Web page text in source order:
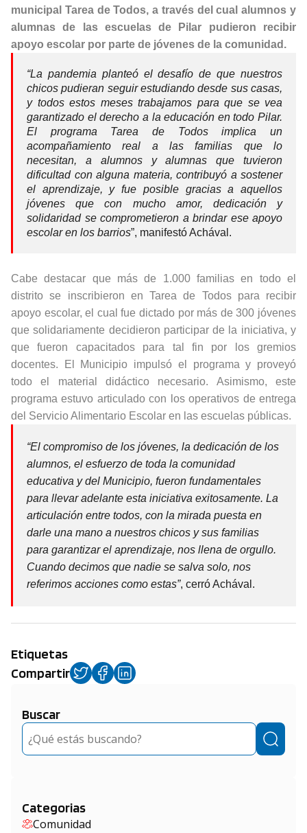
municipal Tarea de Todos, a través del cual alumnos y
alumnas de las escuelas de Pilar pudieron recibir
apoyo escolar por parte de jóvenes de la comunidad.
“La pandemia planteó el desafío de que nuestros
chicos pudieran seguir estudiando desde sus casas,
y todos estos meses trabajamos para que se vea
garantizado el derecho a la educación en todo Pilar.
El programa Tarea de Todos implica un
acompañamiento real a las familias que lo
necesitan, a alumnos y alumnas que tuvieron
dificultad con alguna materia, contribuyó a sostener
el aprendizaje, y fue posible gracias a aquellos
jóvenes que con mucho amor, dedicación y
solidaridad se comprometieron a brindar ese apoyo
escolar en los barrios”, manifestó Achával.
Cabe destacar que más de 1.000 familias en todo el
distrito se inscribieron en Tarea de Todos para recibir
apoyo escolar, el cual fue dictado por más de 300 jóvenes
que solidariamente decidieron participar de la iniciativa, y
que fueron capacitados para tal fin por los gremios
docentes. El Municipio impulsó el programa y proveyó
todo el material didáctico necesario. Asimismo, este
programa estuvo articulado con los operativos de entrega
del Servicio Alimentario Escolar en las escuelas públicas.
“El compromiso de los jóvenes, la dedicación de los
alumnos, el esfuerzo de toda la comunidad
educativa y del Municipio, fueron fundamentales
para llevar adelante esta iniciativa exitosamente. La
articulación entre todos, con la mirada puesta en
darle una mano a nuestros chicos y sus familias
para garantizar el aprendizaje, nos llena de orgullo.
Cuando decimos que nadie se salva solo, nos
referimos acciones como estas”, cerró Achával.
Etiquetas
Compartir
Buscar
Buscar
Categorias
Comunidad